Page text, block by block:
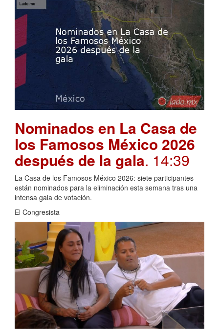
Nominados en La Casa de
los Famosos México 2026
después de la gala. 14:39
La Casa de los Famosos México 2026: siete participantes
están nominados para la eliminación esta semana tras una
intensa gala de votación.
El Congresista